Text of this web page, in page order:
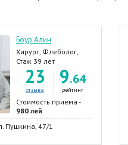
Боур Алин
Хирург, Флеболог,
Проктолог,
Гастроэнтеролог,
Эндокринолог
Стаж 39 лет
23
отзыва
9.64
рейтинг
Стоимость приема -
980 лей
Пушкина, 47/1